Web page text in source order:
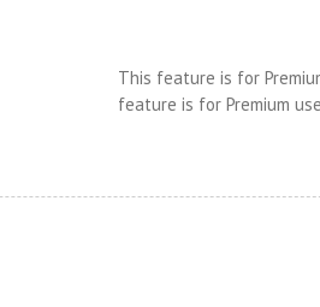
This feature is for
feature is for Premium